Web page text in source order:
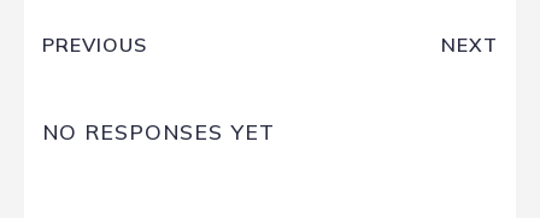
PREVIOUS NEXT
NO RESPONSES YET